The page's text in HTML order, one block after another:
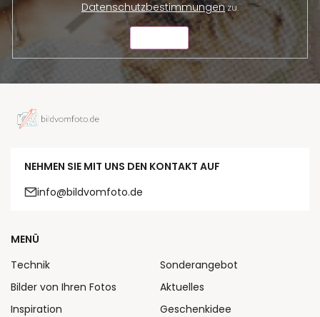
Datenschutzbestimmungenzu.
NEHMEN SIE MIT UNS DEN KONTAKT AUF
info@bildvomfoto.de
MENÜ
Technik
Bilder von Ihren Fotos
Inspiration
Sonderangebot
Aktuelles
Geschenkidee